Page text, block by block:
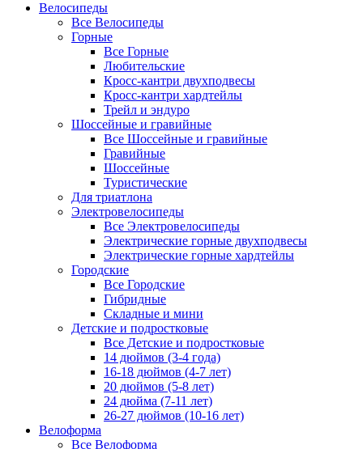
Велосипеды
Все Велосипеды
Горные
Все Горные
Любительские
Кросс-кантри двухподвесы
Кросс-кантри хардтейлы
Трейл и эндуро
Шоссейные и гравийные
Все Шоссейные и гравийные
Гравийные
Шоссейные
Туристические
Для триатлона
Электровелосипеды
Все Электровелосипеды
Электрические горные двухподвесы
Электрические горные хардтейлы
Городские
Все Городские
Гибридные
Складные и мини
Детские и подростковые
Все Детские и подростковые
14 дюймов (3-4 года)
16-18 дюймов (4-7 лет)
20 дюймов (5-8 лет)
24 дюйма (7-11 лет)
26-27 дюймов (10-16 лет)
Велоформа
Все Велоформа